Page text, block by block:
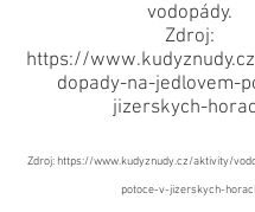
vodopády.
Zdroj:
https://
dopady-na-jedlovem-
jizerskych-
Zdroj: https://www.kudyznudy.cz/aktivity/
potoce-v-jizerskych-